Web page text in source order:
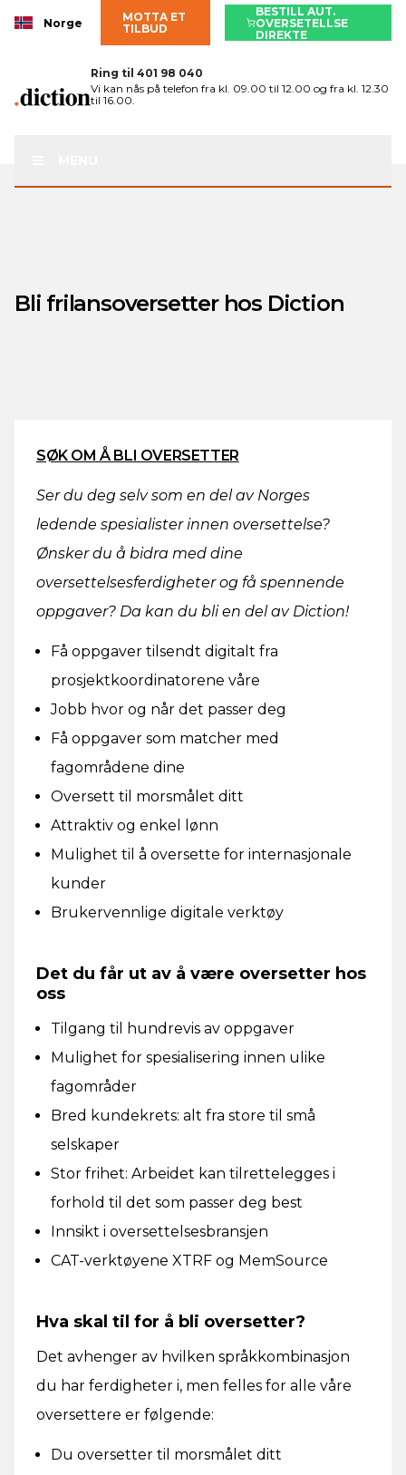
Norge
MOTTA ET
TILBUD
BESTILL AUT.
OVERSETELLSE
DIREKTE
Ring til 401 98 040
Vi kan nås på telefon fra kl. 09.00 til 12.00 og fra kl. 12.30
til 16.00.
Bli frilansoversetter hos Diction
SØK OM Å BLI OVERSETTER
Ser du deg selv som en del av Norges
ledende spesialister innen oversettelse?
Ønsker du å bidra med dine
oversettelsesferdigheter og få spennende
oppgaver? Da kan du bli en del av Diction!
Få oppgaver tilsendt digitalt fra
prosjektkoordinatorene våre
Jobb hvor og når det passer deg
Få oppgaver som matcher med
fagområdene dine
Oversett til morsmålet ditt
Attraktiv og enkel lønn
Mulighet til å oversette for internasjonale
kunder
Brukervennlige digitale verktøy
Det du får ut av å være oversetter hos
oss
Tilgang til hundrevis av oppgaver
Mulighet for spesialisering innen ulike
fagområder
Bred kundekrets: alt fra store til små
selskaper
Stor frihet: Arbeidet kan tilrettelegges i
forhold til det som passer deg best
Innsikt i oversettelsesbransjen
CAT-verktøyene XTRF og MemSource
Hva skal til for å bli oversetter?
Det avhenger av hvilken språkkombinasjon
du har ferdigheter i, men felles for alle våre
oversettere er følgende:
Du oversetter til morsmålet ditt